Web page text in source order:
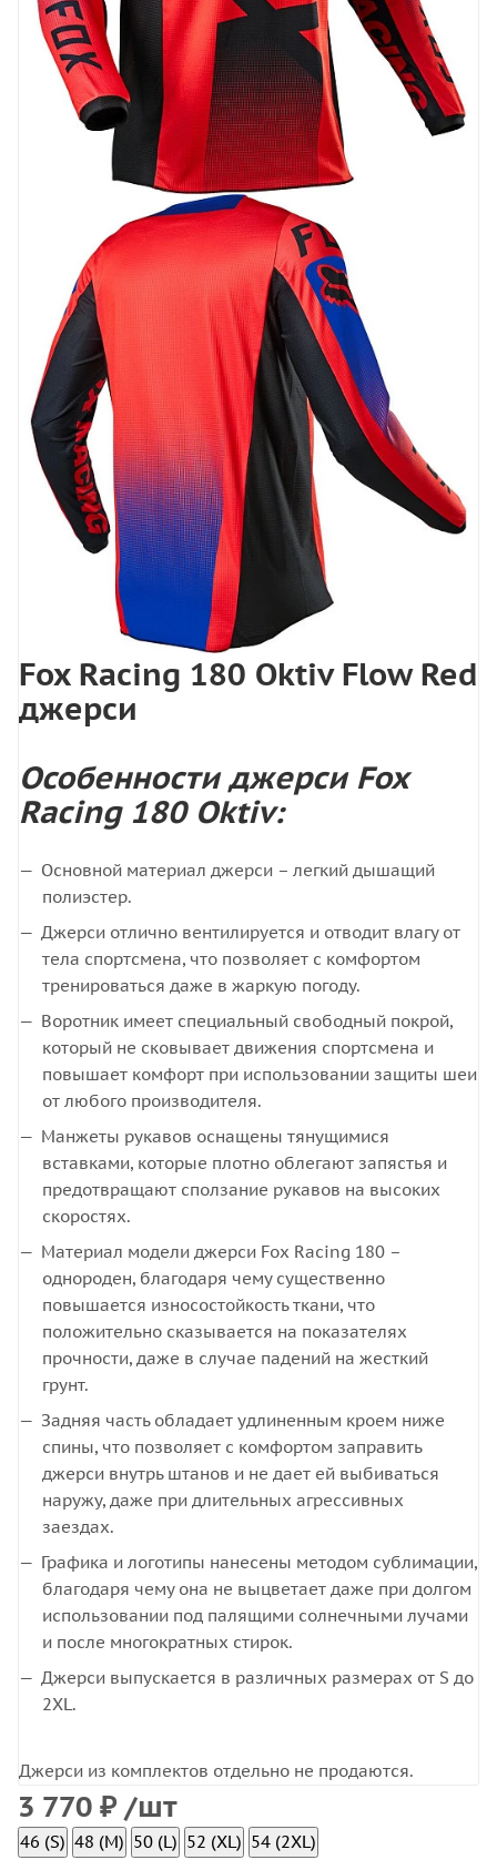
Fox Racing 180 Oktiv Flow Red
джерси
Особенности джерси Fox
Racing 180 Oktiv:
Основной материал джерси – легкий дышащий
полиэстер.
Джерси отлично вентилируется и отводит влагу от
тела спортсмена, что позволяет с комфортом
тренироваться даже в жаркую погоду.
Воротник имеет специальный свободный покрой,
который не сковывает движения спортсмена и
повышает комфорт при использовании защиты шеи
от любого производителя.
Манжеты рукавов оснащены тянущимися
вставками, которые плотно облегают запястья и
предотвращают сползание рукавов на высоких
скоростях.
Материал модели джерси Fox Racing 180 –
однороден, благодаря чему существенно
повышается износостойкость ткани, что
положительно сказывается на показателях
прочности, даже в случае падений на жесткий
грунт.
Задняя часть обладает удлиненным кроем ниже
спины, что позволяет с комфортом заправить
джерси внутрь штанов и не дает ей выбиваться
наружу, даже при длительных агрессивных
заездах.
Графика и логотипы нанесены методом сублимации,
благодаря чему она не выцветает даже при долгом
использовании под палящими солнечными лучами
и после многократных стирок.
Джерси выпускается в различных размерах от S до
2XL.
Джерси из комплектов отдельно не продаются.
3 770 ₽ /шт
46 (S) 48 (M) 50 (L) 52 (XL) 54 (2XL)